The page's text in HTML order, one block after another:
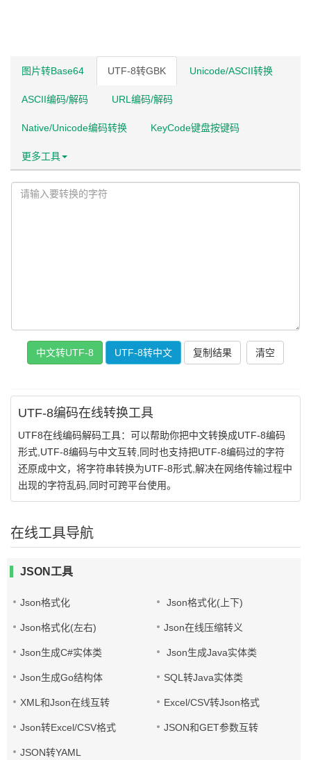
图片转Base64 UTF-8转GBK Unicode/ASCII转换
ASCII编码/解码 URL编码/解码
Native/Unicode编码转换 KeyCode键盘按键码
更多工具
复制结果
UTF-8编码在线转换工具
UTF8在线编码解码工具：可以帮助你把中文转换成UTF-8编码
形式,UTF-8编码与中文互转,同时也支持把UTF-8编码过的字符
还原成中文，将字符串转换为UTF-8形式,解决在网络传输过程中
出现的字符乱码,同时可跨平台使用。
在线工具导航
JSON工具
Json格式化 Json格式化(上下)
Json格式化(左右) Json在线压缩转义
Json生成C#实体类 Json生成Java实体类
Json生成Go结构体 SQL转Java实体类
XML和Json在线互转 Excel/CSV转Json格式
Json转Excel/CSV格式 JSON和GET参数互转
JSON转YAML